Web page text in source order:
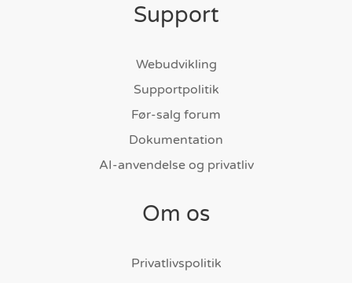
Support
Webudvikling
Supportpolitik
Før-salg forum
Dokumentation
AI-anvendelse og privatliv
Om os
Privatlivspolitik